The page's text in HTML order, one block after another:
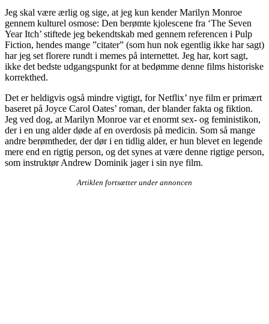
Jeg skal være ærlig og sige, at jeg kun kender Marilyn Monroe
gennem kulturel osmose: Den berømte kjolescene fra ‘The Seven
Year Itch’ stiftede jeg bekendtskab med gennem referencen i Pulp
Fiction, hendes mange ”citater” (som hun nok egentlig ikke har sagt)
har jeg set florere rundt i memes på internettet. Jeg har, kort sagt,
ikke det bedste udgangspunkt for at bedømme denne films historiske
korrekthed.
Det er heldigvis også mindre vigtigt, for Netflix’ nye film er primært
baseret på Joyce Carol Oates’ roman, der blander fakta og fiktion.
Jeg ved dog, at Marilyn Monroe var et enormt sex- og feministikon,
der i en ung alder døde af en overdosis på medicin. Som så mange
andre berømtheder, der dør i en tidlig alder, er hun blevet en legende
mere end en rigtig person, og det synes at være denne rigtige person,
som instruktør Andrew Dominik jager i sin nye film.
Artiklen fortsætter under annoncen